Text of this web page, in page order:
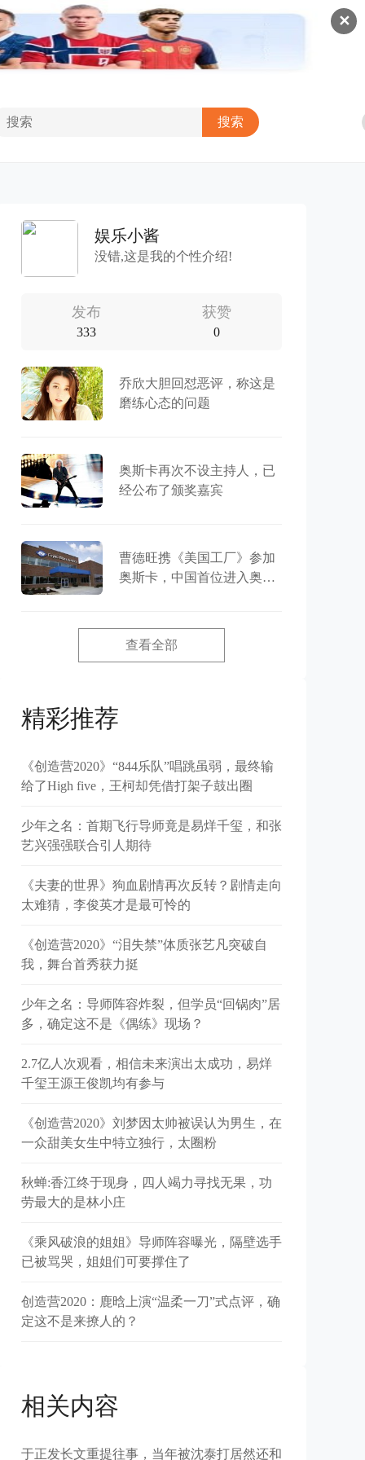
✕
娱乐小酱
没错,这是我的个性介绍!
发布
333
获赞
0
乔欣大胆回怼恶评，称这是
磨练心态的问题
奥斯卡再次不设主持人，已
经公布了颁奖嘉宾
曹德旺携《美国工厂》参加
奥斯卡，中国首位进入奥斯
查看全部
精彩推荐
《创造营2020》“844乐队”唱跳虽弱，最终输
给了High five，王柯却凭借打架子鼓出圈
少年之名：首期飞行导师竟是易烊千玺，和张
艺兴强强联合引人期待
《夫妻的世界》狗血剧情再次反转？剧情走向
太难猜，李俊英才是最可怜的
《创造营2020》“泪失禁”体质张艺凡突破自
我，舞台首秀获力挺
少年之名：导师阵容炸裂，但学员“回锅肉”居
多，确定这不是《偶练》现场？
2.7亿人次观看，相信未来演出太成功，易烊
千玺王源王俊凯均有参与
《创造营2020》刘梦因太帅被误认为男生，在
一众甜美女生中特立独行，太圈粉
秋蝉:香江终于现身，四人竭力寻找无果，功
劳最大的是林小庄
《乘风破浪的姐姐》导师阵容曝光，隔壁选手
已被骂哭，姐姐们可要撑住了
创造营2020：鹿晗上演“温柔一刀”式点评，确
定这不是来撩人的？
相关内容
于正发长文重提往事，当年被沈泰打居然还和